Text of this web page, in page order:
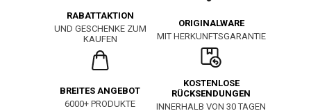
RABATTAKTION
UND GESCHENKE ZUM
KAUFEN
ORIGINALWARE
MIT HERKUNFTSGARANTIE
BREITES ANGEBOT
6000+ PRODUKTE
KOSTENLOSE
RÜCKSENDUNGEN
INNERHALB VON 30 TAGEN